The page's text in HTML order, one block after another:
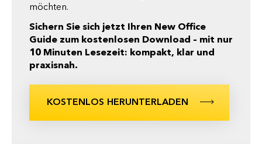
möchten.
Sichern Sie sich jetzt Ihren New Office
Guide zum kostenlosen Download – mit nur
10 Minuten Lesezeit: kompakt, klar und
praxisnah.
KOSTENLOS HERUNTERLADEN